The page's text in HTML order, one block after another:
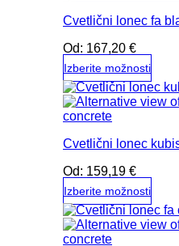
več
Možnosti
lahko
izberete
na
strani
izdelka
Cvetlični lonec fa
Od: 167,20 €
Izberite možnosti
Ta
izdelek
ima
različic.
lahko
izberete
na
strani
izdelka
Cvetlični lonec
Od: 159,19 €
Izberite možnosti
Ta
izdelek
ima